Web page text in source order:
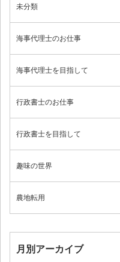
未分類
海事代理士のお仕事
海事代理士を目指して
行政書士のお仕事
行政書士を目指して
趣味の世界
農地転用
月別アーカイブ